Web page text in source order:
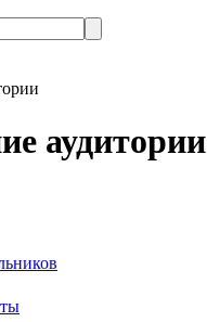
аудитории